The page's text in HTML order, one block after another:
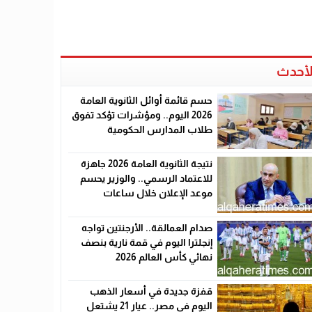
حسم قائمة أوائل الثانوية العامة
2026 اليوم.. ومؤشرات تؤكد تفوق
طلاب المدارس الحكومية
نتيجة الثانوية العامة 2026 جاهزة
للاعتماد الرسمي.. والوزير يحسم
موعد الإعلان خلال ساعات
صدام العمالقة.. الأرجنتين تواجه
إنجلترا اليوم في قمة نارية بنصف
نهائي كأس العالم 2026
قفزة جديدة في أسعار الذهب
اليوم في مصر.. عيار 21 يشتعل